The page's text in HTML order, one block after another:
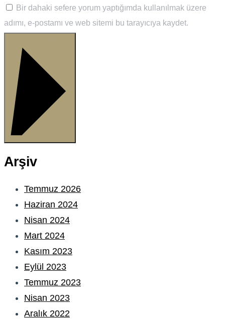
Bir dahaki sefere yorum yaptığımda kullanılmak üzere
adımı, e-postamı ve web sitemi bu tarayıcıya kaydet.
Arşiv
Temmuz 2026
Haziran 2024
Nisan 2024
Mart 2024
Kasım 2023
Eylül 2023
Temmuz 2023
Nisan 2023
Aralık 2022